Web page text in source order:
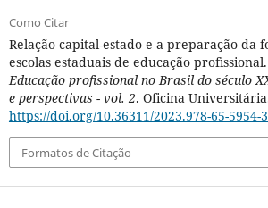
Como Citar
Relação capital-estado e a preparação da
escolas estaduais de educação
Educação profissional no Brasil do século
e perspectivas - vol. 2. Oficina
https://doi.org/10.36311/2023.978-65-5954-
Formatos de Citação